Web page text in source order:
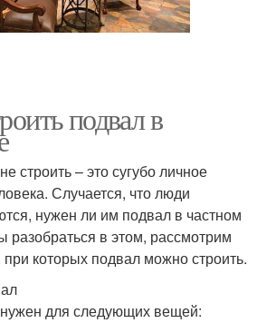
подвал в
строить – это сугубо личное
Случается, что люди
нужен ли им подвал в частном
разобраться в этом, рассмотрим
которых подвал можно строить.
для следующих вещей: